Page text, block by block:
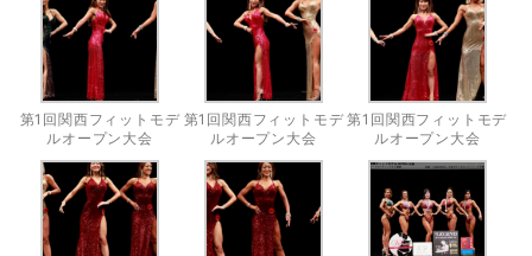
第1回関西フィットモデ
ルオープン大会
第1回関西フィットモデ
ルオープン大会
第1回関西フィットモデ
ルオープン大会